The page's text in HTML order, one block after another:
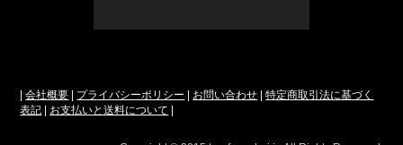
|会社概要 | プライバシーポリシー | お問い合わせ |特定商取引法に基づく
表記 | お支払いと送料について |